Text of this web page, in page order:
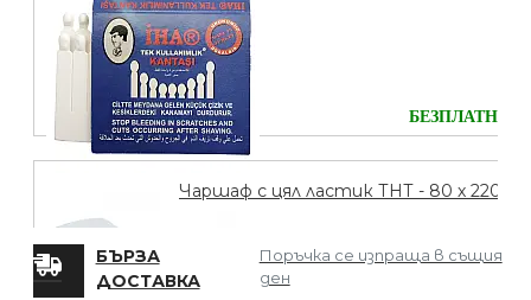
БЕЗПЛАТНО
Чаршаф с цял ластик ТНТ - 80 х 220
БЪРЗА
ДОСТАВКА
Поръчка се изпраща в същия
ден